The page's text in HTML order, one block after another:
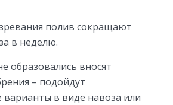
полив сокращают
в неделю.
образовались вносят
– подойдут
варианты в виде навоза или